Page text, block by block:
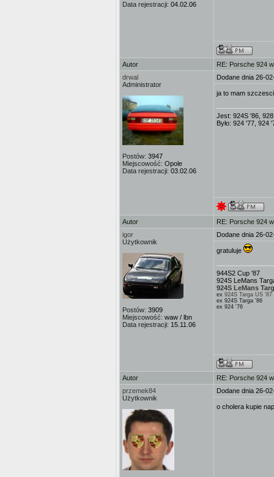
Data rejestracji: 04.02.06
Autor
RE: Porsche 924
drwal
Administrator
Postów: 3947
Miejscowość: Opole
Data rejestracji: 03.02.06
Dodane dnia 26-
ja to mam
Jest: 924S '86,
Było: 924 '77, 924
Autor
RE: Porsche 924
igor
Użytkownik
Postów: 3909
Miejscowość: waw / lbn
Data rejestracji: 15.11.06
Dodane dnia 26-
gratuluje
944S2 Cup '87
924S LeMans
924S LeMans
ex 924S Targa US '87
ex 924S Targa '86
ex 924 '76
Autor
RE: Porsche 924
przemek84
Użytkownik
Dodane dnia 26-
o cholera kupie